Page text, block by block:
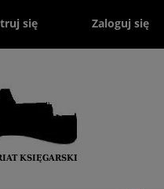
się Zaloguj się